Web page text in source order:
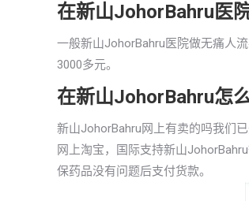
在新山JohorBahru医
一般新山JohorBahru医院做无痛人
3000多元。
在新山JohorBahru怎
新山JohorBahru网上有卖的吗我们
网上淘宝，国际支持新山
保药品没有问题后支付货款。